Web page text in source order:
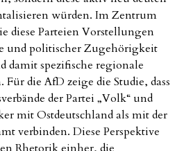
würden. Im Zentrum
diese Parteien Vorstellungen
und politischer Zugehörigkeit
damit spezifische regionale
die AfD zeige die Studie, dass
der Partei „Volk“ und
mit Ostdeutschland als mit der
verbinden. Diese Perspektive